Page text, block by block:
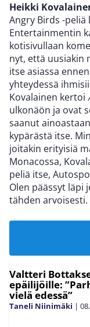
Heikki
Angry Birds -
Entertainmentin
kotisivullaan
nyt, että uusiakin
itse asiassa
yhteydessä
Kovalainen kertoi
ulkonäön ja ovat
saanut
kypärästä itse.
joitakin erityisiä
Monacossa,
peliä itse,
Olen päässyt läpi
tähden arvoisesti.
Valtteri
epäilijöille:
vielä edessä”
Taneli Niinimäki |